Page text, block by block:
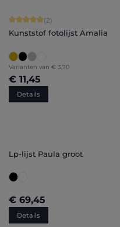
Gemiddelde waardering van 5
(2)
Kunststof fotolijst Amalia
Varianten van € 3,70
€ 11,45
Details
Lp-lijst Paula groot
€ 69,45
Details